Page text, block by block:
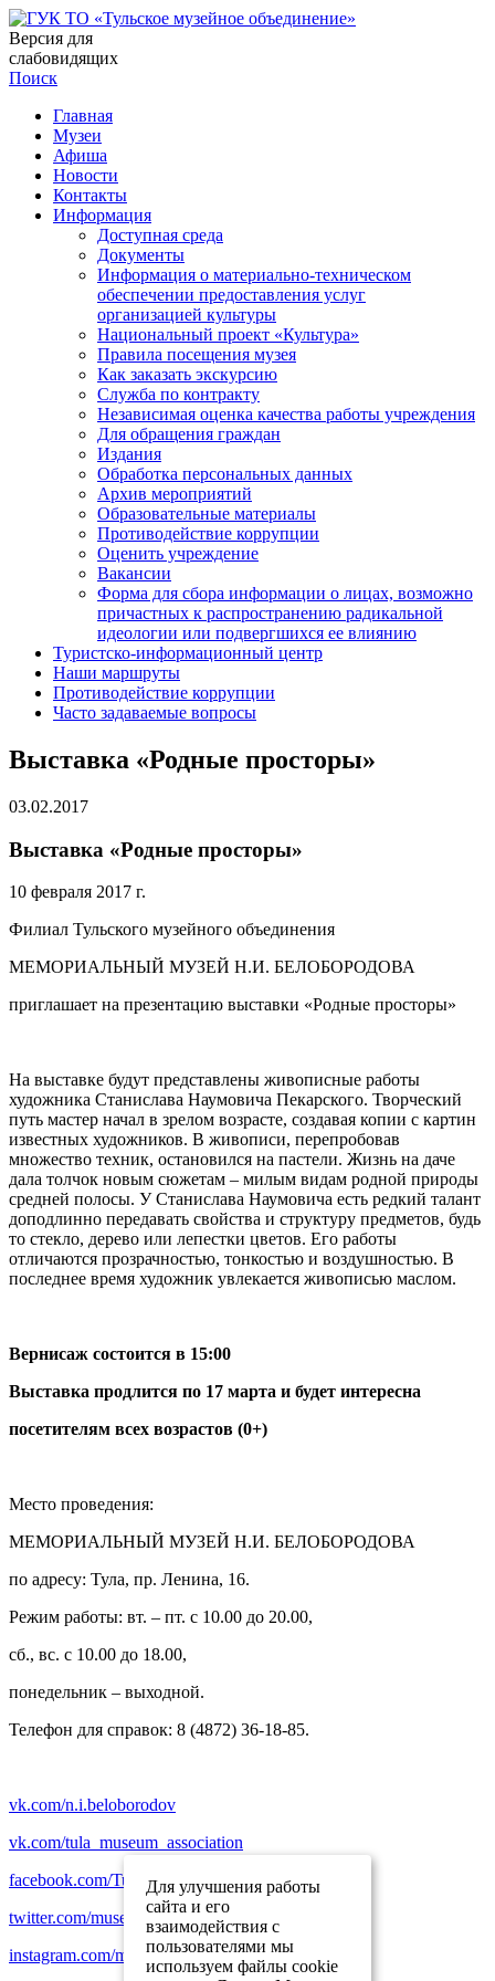
Версия для
слабовидящих
Поиск
Главная
Музеи
Афиша
Новости
Контакты
Информация
Доступная среда
Документы
Информация о материально-техническом
обеспечении предоставления услуг
организацией культуры
Национальный проект «Культура»
Правила посещения музея
Как заказать экскурсию
Служба по контракту
Независимая оценка качества работы учреждения
Для обращения граждан
Издания
Обработка персональных данных
Архив мероприятий
Образовательные материалы
Противодействие коррупции
Оценить учреждение
Вакансии
Форма для сбора информации о лицах, возможно
причастных к распространению радикальной
идеологии или подвергшихся ее влиянию
Туристско-информационный центр
Наши маршруты
Противодействие коррупции
Часто задаваемые вопросы
Выставка «Родные просторы»
03.02.2017
Выставка «Родные просторы»
10 февраля 2017 г.
Филиал Тульского музейного объединения
МЕМОРИАЛЬНЫЙ МУЗЕЙ Н.И. БЕЛОБОРОДОВА
приглашает на презентацию выставки «Родные просторы»
На выставке будут представлены живописные работы
художника Станислава Наумовича Пекарского. Творческий
путь мастер начал в зрелом возрасте, создавая копии с картин
известных художников. В живописи, перепробовав
множество техник, остановился на пастели. Жизнь на даче
дала толчок новым сюжетам – милым видам родной природы
средней полосы. У Станислава Наумовича есть редкий талант
доподлинно передавать свойства и структуру предметов, будь
то стекло, дерево или лепестки цветов. Его работы
отличаются прозрачностью, тонкостью и воздушностью. В
последнее время художник увлекается живописью маслом.
Вернисаж состоится в 15:00
Выставка продлится по 17 марта и будет интересна
посетителям всех возрастов (0+)
Место проведения:
МЕМОРИАЛЬНЫЙ МУЗЕЙ Н.И. БЕЛОБОРОДОВА
по адресу: Тула, пр. Ленина, 16.
Режим работы: вт. – пт. с 10.00 до 20.00,
сб., вс. с 10.00 до 18.00,
понедельник – выходной.
Телефон для справок: 8 (4872) 36-18-85.
vk.com/n.i.beloborodov
vk.com/tula_museum_association
facebook.com/TulaMuseumAssociation
twitter.com/museum_tula
instagram.com/museum_tula
Для улучшения работы
сайта и его
взаимодействия с
пользователями мы
используем файлы cookie